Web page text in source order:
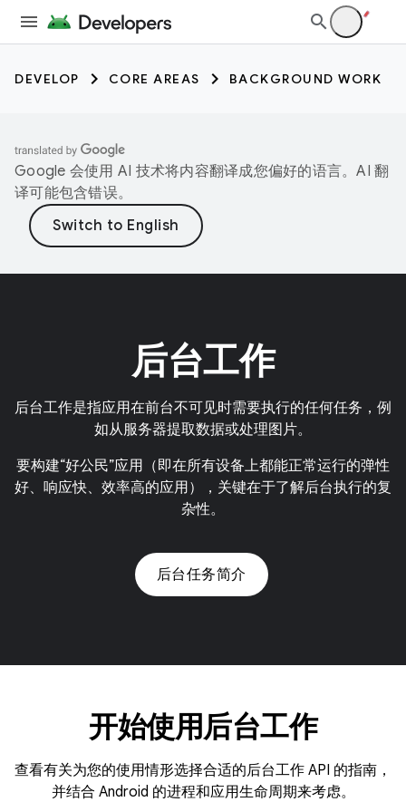
DEVELOP CORE AREAS BACKGROUND WORK
Google 会使用 AI 技术将内容翻译成您偏好的语言。AI 翻
译可能包含错误。
后台工作
后台工作是指应用在前台不可见时需要执行的任何任务，例
如从服务器提取数据或处理图片。
要构建“好公民”应用（即在所有设备上都能正常运行的弹性
好、响应快、效率高的应用），关键在于了解后台执行的复
杂性。
后台任务简介
开始使用后台工作
查看有关为您的使用情形选择合适的后台工作 API 的指南，
并结合 Android 的进程和应用生命周期来考虑。